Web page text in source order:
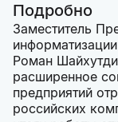
Подробно
Заместитель
Роман
расширенное
предприятий
российских